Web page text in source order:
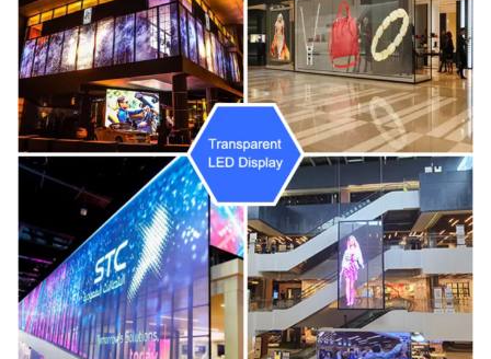
Çalışma sıcaklığı: -20°C~+50°C
Çalışma Nemliği: % 10 ~ % 90 RH
Kurulum Türü: Montaj/Asma